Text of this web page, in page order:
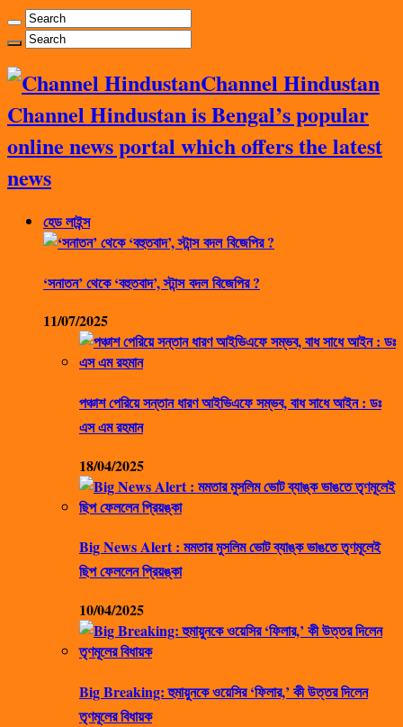
Channel Hindustan
Channel Hindustan is Bengal’s popular
online news portal which offers the latest
news
হেড লাইন্স
‘সনাতন’ থেকে ‘বহুতবাদ’, স্টান্স বদল বিজেপির ?
11/07/2025
পঞ্চাশ পেরিয়ে সন্তান ধারণ আইভিএফে সম্ভব, বাধ সাধে আইন : ডঃ
এস এম রহমান
18/04/2025
Big News Alert : মমতার মুসলিম ভোট ব্যাঙ্ক ভাঙতে তৃণমূলেই
ছিপ ফেললেন প্রিয়ঙ্কা
10/04/2025
Big Breaking: হুমায়ুনকে ওয়েসির ‘ফিলার,’ কী উত্তর দিলেন
তৃণমূলের বিধায়ক